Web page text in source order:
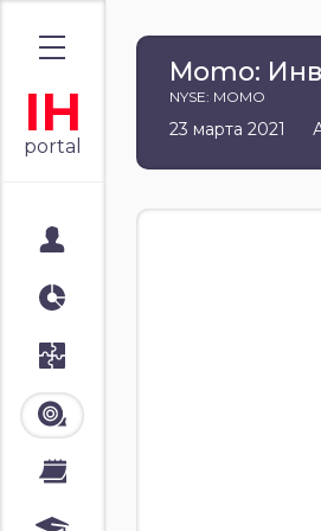
IH
portal
Лента
Momo:
NYSE: MOMO
23 марта 2021